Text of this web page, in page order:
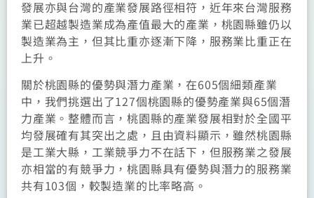
發展亦與台灣的產業發展路徑相符，近年來台灣服務
業已超越製造業成為產值最大的產業，桃園縣雖仍以
製造業為主，但其比重亦逐漸下降，服務業比重正在
上升。
關於桃園縣的優勢與潛力產業，在605個細類產業
中，我們挑選出了127個桃園縣的優勢產業與65個潛
力產業。整體而言，桃園縣的產業發展相對於全國平
均發展確有其突出之處，且由資料顯示，雖然桃園縣
是工業大縣，工業競爭力不在話下，但服務業之發展
亦相當的有競爭力，桃園縣具有優勢與潛力的服務業
共有103個，較製造業的比率略高。